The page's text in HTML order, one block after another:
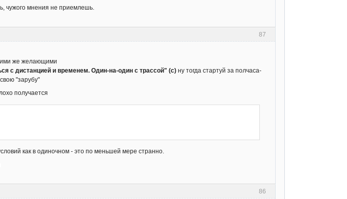
чужого мнения не приемлешь.
87
же желающими
с дистанцией и временем. Один-на-один с трассой" (с) ну тогда стартуй за полчаса-
"зарубу"
получается
как в одиночном - это по меньшей мере странно.
86